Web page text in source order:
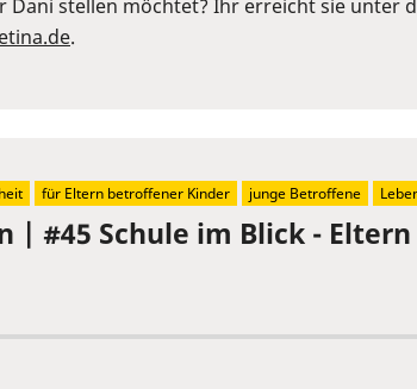
Dani stellen möchtet? Ihr erreicht sie unter
.
| #45 Schule im Blick -
für Eltern betroffener Kinder junge Betroffene